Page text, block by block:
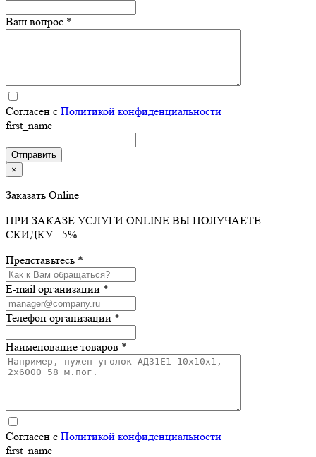
Ваш вопрос *
Согласен с Политикой конфиденциальности
first_name
×
Заказать Online
ПРИ ЗАКАЗЕ УСЛУГИ ONLINE ВЫ ПОЛУЧАЕТЕ
СКИДКУ - 5%
Представьтесь *
E-mail организации *
Телефон организации *
Наименование товаров *
Согласен с Политикой конфиденциальности
first_name